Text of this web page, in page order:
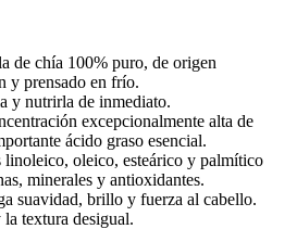
de chía 100% puro, de origen
y prensado en frío.
y nutrirla de inmediato.
excepcionalmente alta de
ácido graso esencial.
linoleico, oleico, esteárico y palmítico
minerales y antioxidantes.
suavidad, brillo y fuerza al cabello.
textura desigual.